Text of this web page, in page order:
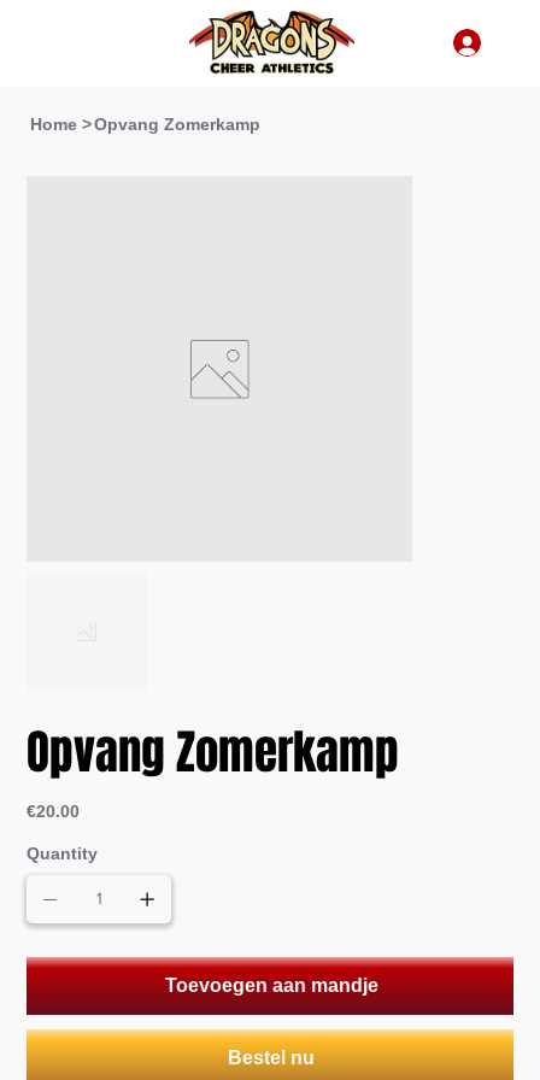
Home >Opvang Zomerkamp
Opvang Zomerkamp
Price
€20.00
Quantity
Toevoegen aan mandje
Bestel nu